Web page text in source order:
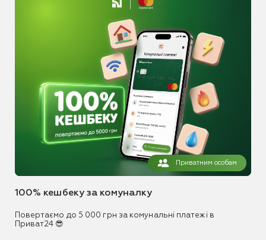
Приватним особам
100% кешбеку за комуналку
Повертаємо до 5 000 грн за комунальні платежі в
Приват24 😎